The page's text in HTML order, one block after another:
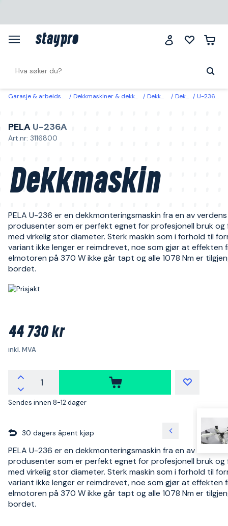
Garasje & arbeidsplass Dekkmaskiner & dekkhåndtering Dekkmaskiner Dekkmaskiner U-236A PELA Dekkmaskin
PELA U-236A
Art.nr: 3116800
Dekkmaskin
PELA U-236 er en dekkmonteringsmaskin fra en av
produsenter som er perfekt egnet for profesjonell bruk og
med virkelig stor diameter. Sterk maskin som i forhold til
variant ikke lenger er reimdrevet, noe som gjør at effekten
elmotoren på 370 W ikke går tapt og alle 1078 Nm er
bordet.
44 730 kr
inkl. MVA
Sendes innen 8-12 dager
30 dagers åpent kjøp
PELA U-236 er en dekkmonteringsmaskin fra en av
produsenter som er perfekt egnet for profesjonell bruk og
med virkelig stor diameter. Sterk maskin som i forhold til
variant ikke lenger er reimdrevet, noe som gjør at effekten
elmotoren på 370 W ikke går tapt og alle 1078 Nm er
bordet.